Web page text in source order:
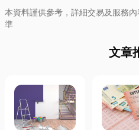
本資料謹供參考，詳細交易及服務
準
文章